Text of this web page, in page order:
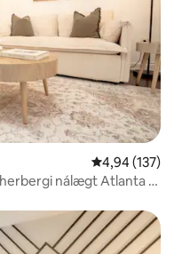
4,94 af 5 í
4,94 (137)
nálægt Atlanta |